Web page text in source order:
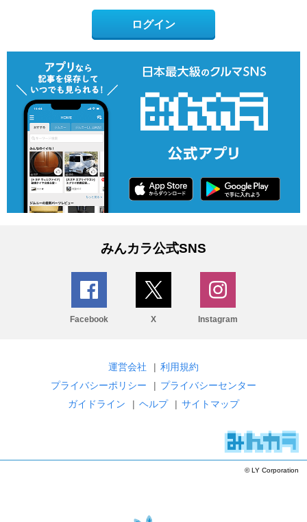
ログイン
みんカラ公式SNS
Facebook X Instagram
運営会社 | 利用規約
プライバシーポリシー
| プライバシーセンター
ガイドライン
| ヘルプ | サイトマップ
© LY Corporation